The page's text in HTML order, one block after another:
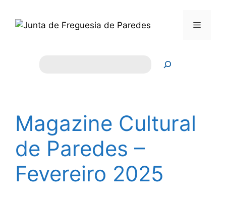
para
Menu
Magazine Cultural
de Paredes –
Fevereiro 2025